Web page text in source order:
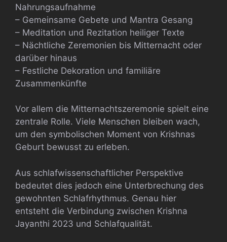
Nahrungsaufnahme
– Gemeinsame Gebete und Mantra Gesang
– Meditation und Rezitation heiliger Texte
– Nächtliche Zeremonien bis Mitternacht oder
darüber hinaus
– Festliche Dekoration und familiäre
Zusammenkünfte
Vor allem die Mitternachtszeremonie spielt eine
zentrale Rolle. Viele Menschen bleiben wach,
um den symbolischen Moment von Krishnas
Geburt bewusst zu erleben.
Aus schlafwissenschaftlicher Perspektive
bedeutet dies jedoch eine Unterbrechung des
gewohnten Schlafrhythmus. Genau hier
entsteht die Verbindung zwischen Krishna
Jayanthi 2023 und Schlafqualität.